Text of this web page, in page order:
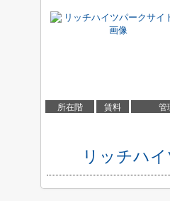
所在階 賃料 管
リッチハ